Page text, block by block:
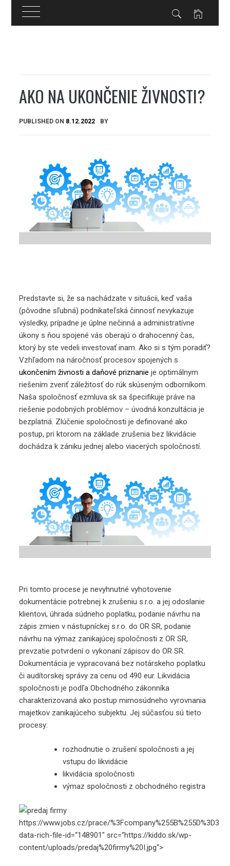
AKO NA UKONČENIE ŽIVNOSTI?
PUBLISHED ON 8.12.2022 BY
Predstavte si, že sa nachádzate v situácii, keď vaša
(pôvodne sľubná) podnikateľská činnosť nevykazuje
výsledky, prípadne je úplne nečinná a administratívne
úkony s ňou spojené vás oberajú o drahocenný čas,
ktorý by ste vedeli investovať inam. Ako si s tým poradiť?
Vzhľadom na náročnosť procesov spojených s
ukončením živnosti a daňové priznanie je optimálnym
riešením zveriť záležitosť do rúk skúseným odborníkom.
Naša spoločnosť ezmluva.sk sa špecifikuje práve na
riešenie podobných problémov – úvodná konzultácia je
bezplatná. Zlúčenie spoločnosti je definované ako
postup, pri ktorom na základe zrušenia bez likvidácie
dochádza k zániku jednej alebo viacerých spoločností.
Pri tomto procese je nevyhnutné vyhotovenie
dokumentácie potrebnej k zrušeniu s.r.o. a jej odoslanie
klientovi, úhrada súdneho poplatku, podanie návrhu na
zápis zmien v nástupníckej s.r.o. do OR SR, podanie
návrhu na výmaz zanikajúcej spoločnosti z OR SR,
prevzatie potvrdení o vykonaní zápisov do OR SR.
Dokumentácia je vypracovaná bez notárskeho poplatku
či audítorskej správy za cenu od 490 eur. Likvidácia
spoločnosti je podľa Obchodného zákonníka
charakterizovaná ako postup mimosúdneho vyrovnania
majetkov zanikajúceho subjektu. Jej súčasťou sú tieto
procesy:
rozhodnutie o zrušení spoločnosti a jej
vstupu do likvidácie
likvidácia spoločnosti
výmaz spoločnosti z obchodného registra
https://www.jobs.cz/prace/
data-rich-file-id=“148901″ src=“https://kiddo.sk/wp-
content/uploads/predaj%20firmy%20I.jpg“>